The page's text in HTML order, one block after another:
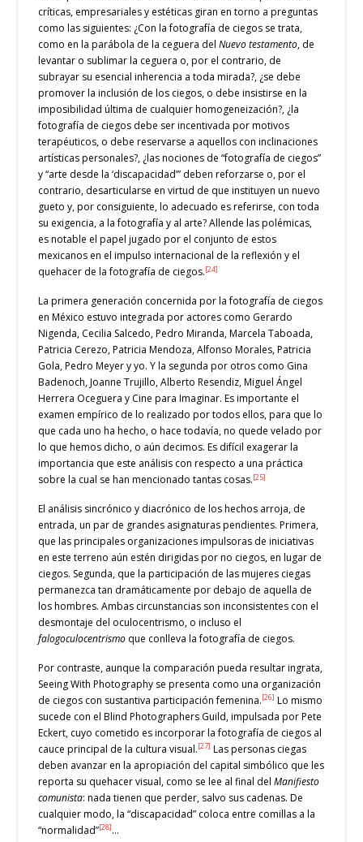
críticas, empresariales y estéticas giran en torno a preguntas
como las siguientes: ¿Con la fotografía de ciegos se trata,
como en la parábola de la ceguera delNuevo testamento, de
levantar o sublimar la ceguera o, por el contrario, de
subrayar su esencial inherencia a toda mirada?, ¿se debe
promover la inclusión de los ciegos, o debe insistirse en la
imposibilidad última de cualquier homogeneización?, ¿la
fotografía de ciegos debe ser incentivada por motivos
terapéuticos, o debe reservarse a aquellos con inclinaciones
artísticas personales?, ¿las nociones de “fotografía de ciegos”
y “arte desde la ‘discapacidad’” deben reforzarse o, por el
contrario, desarticularse en virtud de que instituyen un nuevo
gueto y, por consiguiente, lo adecuado es referirse, con toda
su exigencia, a la fotografía y al arte? Allende las polémicas,
es notable el papel jugado por el conjunto de estos
mexicanos en el impulso internacional de la reflexión y el
quehacer de la fotografía de ciegos.[24]
La primera generación concernida por la fotografía de ciegos
en México estuvo integrada por actores como Gerardo
Nigenda, Cecilia Salcedo, Pedro Miranda, Marcela Taboada,
Patricia Cerezo, Patricia Mendoza, Alfonso Morales, Patricia
Gola, Pedro Meyer y yo. Y la segunda por otros como Gina
Badenoch, Joanne Trujillo, Alberto Resendiz, Miguel Ángel
Herrera Oceguera y Cine para Imaginar. Es importante el
examen empírico de lo realizado por todos ellos, para que lo
que cada uno ha hecho, o hace todavía, no quede velado por
lo que hemos dicho, o aún decimos. Es difícil exagerar la
importancia que este análisis con respecto a una práctica
sobre la cual se han mencionado tantas cosas.[25]
El análisis sincrónico y diacrónico de los hechos arroja, de
entrada, un par de grandes asignaturas pendientes. Primera,
que las principales organizaciones impulsoras de iniciativas
en este terreno aún estén dirigidas por no ciegos, en lugar de
ciegos. Segunda, que la participación de las mujeres ciegas
permanezca tan dramáticamente por debajo de aquella de
los hombres. Ambas circunstancias son inconsistentes con el
desmontaje del oculocentrismo, o incluso el
falogoculocentrismo que conlleva la fotografía de ciegos.
Por contraste, aunque la comparación pueda resultar ingrata,
Seeing With Photography se presenta como una organización
de ciegos con sustantiva participación femenina.[26] Lo mismo
sucede con el Blind Photographers Guild, impulsada por Pete
Eckert, cuyo cometido es incorporar la fotografía de ciegos al
cauce principal de la cultura visual.[27] Las personas ciegas
deben avanzar en la apropiación del capital simbólico que les
reporta su quehacer visual, como se lee al final delManifiesto
comunista: nada tienen que perder, salvo sus cadenas. De
cualquier modo, la “discapacidad” coloca entre comillas a la
“normalidad”[28]…